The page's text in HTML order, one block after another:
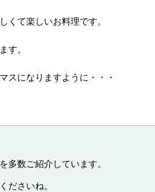
くて楽しいお料理です。
す。
スになりますように・・・
多数ご紹介しています。
ださいね。